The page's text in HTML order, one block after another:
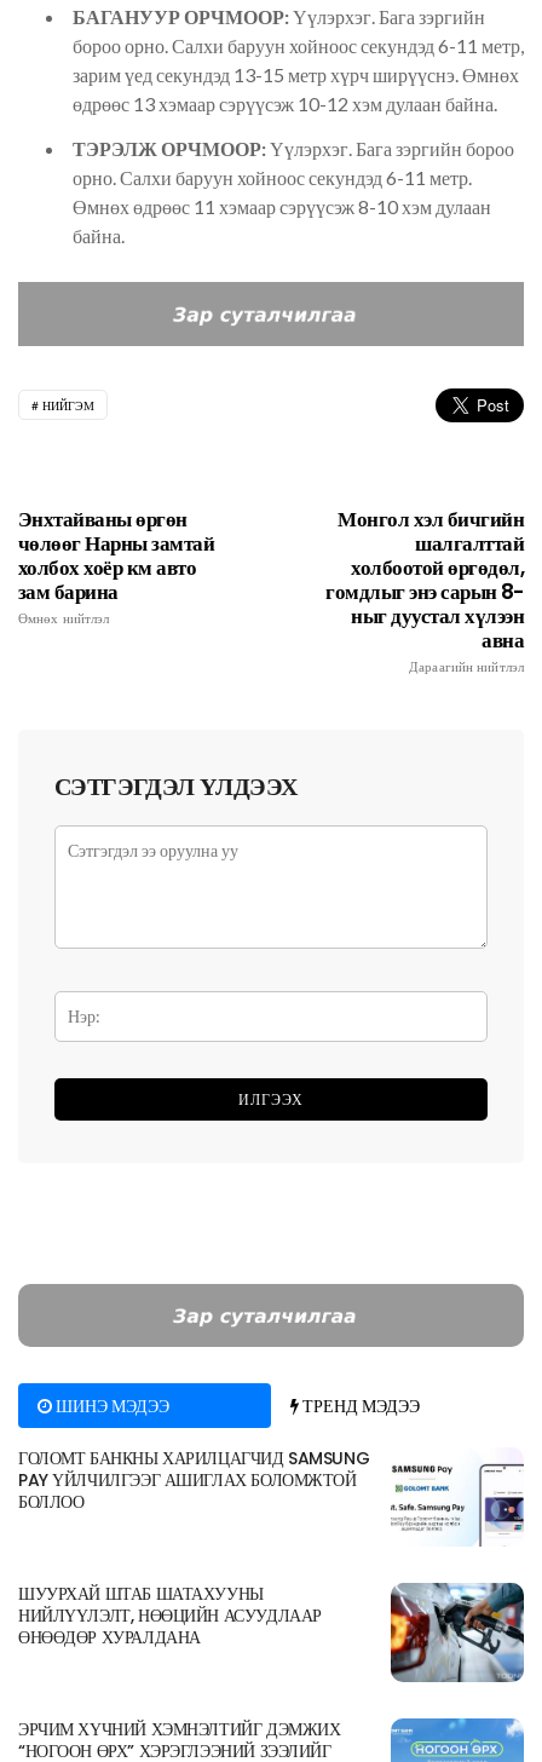
БАГАНУУР ОРЧМООР:Үүлэрхэг. Бага зэргийн
бороо орно. Салхи баруун хойноос секундэд 6-11 метр,
зарим үед секундэд 13-15 метр хүрч ширүүснэ. Өмнөх
өдрөөс 13 хэмаар сэрүүсэж 10-12 хэм дулаан байна.
ТЭРЭЛЖ ОРЧМООР:Үүлэрхэг. Бага зэргийн бороо
орно. Салхи баруун хойноос секундэд 6-11 метр.
Өмнөх өдрөөс 11 хэмаар сэрүүсэж 8-10 хэм дулаан
байна.
НИЙГЭМ
Энхтайваны өргөн
чөлөөг Нарны замтай
холбох хоёр км авто
зам барина
Өмнөх нийтлэл
Монгол хэл бичгийн
шалгалттай
холбоотой өргөдөл,
гомдлыг энэ сарын 8-
ныг дуустал хүлээн
авна
Дараагийн нийтлэл
СЭТГЭГДЭЛ ҮЛДЭЭХ
ШИНЭ МЭДЭЭ ТРЕНД МЭДЭЭ
ГОЛОМТ БАНКНЫ ХАРИЛЦАГЧИД SAMSUNG
PAY ҮЙЛЧИЛГЭЭГ АШИГЛАХ БОЛОМЖТОЙ
БОЛЛОО
ШУУРХАЙ ШТАБ ШАТАХУУНЫ
НИЙЛҮҮЛЭЛТ, НӨӨЦИЙН АСУУДЛААР
ӨНӨӨДӨР ХУРАЛДАНА
ЭРЧИМ ХҮЧНИЙ ХЭМНЭЛТИЙГ ДЭМЖИХ
“НОГООН ӨРХ” ХЭРЭГЛЭЭНИЙ ЗЭЭЛИЙГ